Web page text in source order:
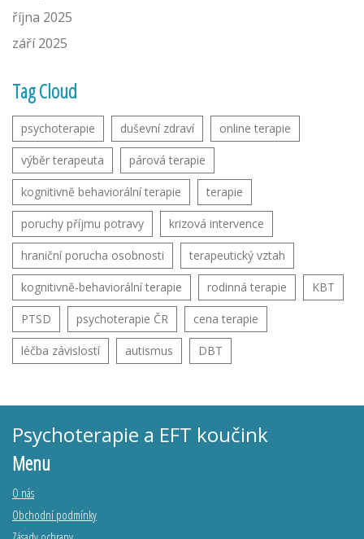
října 2025
září 2025
Tag Cloud
psychoterapie duševní zdraví online terapie
výběr terapeuta párová terapie
kognitivně behaviorální terapie terapie
poruchy příjmu potravy krizová intervence
hraniční porucha osobnosti terapeutický vztah
kognitivně-behaviorální terapie rodinná terapie KBT
PTSD psychoterapie ČR cena terapie
léčba závislostí autismus DBT
Psychoterapie a EFT koučink
Menu
O nás
Obchodní podmínky